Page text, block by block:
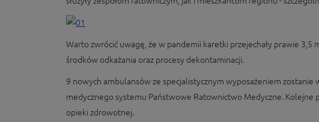
Warto zwrócić uwagę, że w pandemii karetki przejechały prawie
środków odkażania oraz procesy dekontaminacji.
9 nowych ambulansów ze specjalistycznym wyposażeniem
medycznego systemu Państwowe Ratownictwo Medyczne. Kolejne
opieki zdrowotnej.